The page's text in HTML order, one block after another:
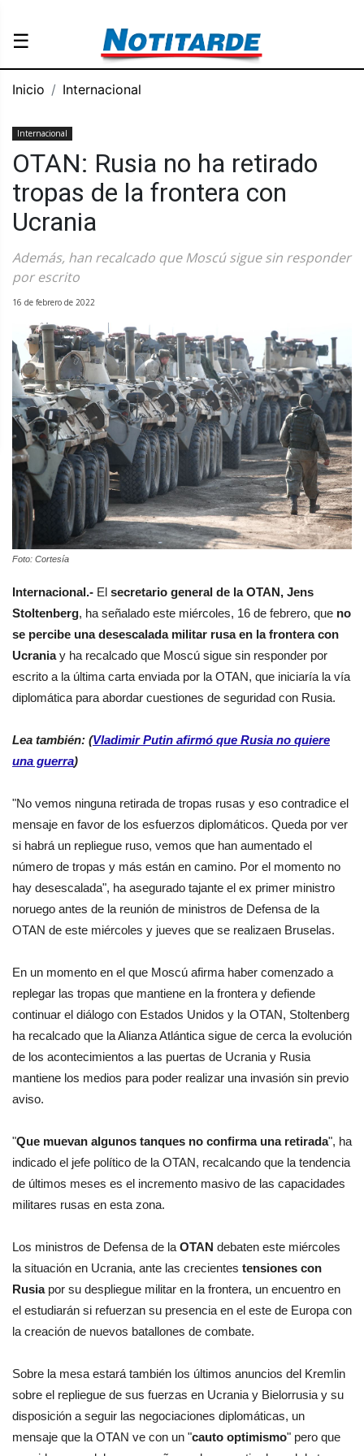
☰
Inicio Internacional
Internacional
OTAN: Rusia no ha retirado
tropas de la frontera con
Ucrania
Además, han recalcado que Moscú sigue sin responder
por escrito
16 de febrero de 2022
Foto: Cortesía
Internacional.- El secretario general de la OTAN, Jens
Stoltenberg, ha señalado este miércoles, 16 de febrero, que no
se percibe una desescalada militar rusa en la frontera con
Ucraniay ha recalcado que Moscú sigue sin responder por
escrito a la última carta enviada por la OTAN, que iniciaría la vía
diplomática para abordar cuestiones de seguridad con Rusia.
Lea también: (Vladimir Putin afirmó que Rusia no quiere
una guerra)
"No vemos ninguna retirada de tropas rusas y eso contradice el
mensaje en favor de los esfuerzos diplomáticos. Queda por ver
si habrá un repliegue ruso, vemos que han aumentado el
número de tropas y más están en camino. Por el momento no
hay desescalada", ha asegurado tajante el ex primer ministro
noruego antes de la reunión de ministros de Defensa de la
OTAN de este miércoles y jueves que se realizaen Bruselas.
En un momento en el que Moscú afirma haber comenzado a
replegar las tropas que mantiene en la frontera y defiende
continuar el diálogo con Estados Unidos y la OTAN, Stoltenberg
ha recalcado que la Alianza Atlántica sigue de cerca la evolución
de los acontecimientos a las puertas de Ucrania y Rusia
mantiene los medios para poder realizar una invasión sin previo
aviso.
"Que muevan algunos tanques no confirma una retirada", ha
indicado el jefe político de la OTAN, recalcando que la tendencia
de últimos meses es el incremento masivo de las capacidades
militares rusas en esta zona.
Los ministros de Defensa de la OTAN debaten este miércoles
la situación en Ucrania, ante las crecientes tensiones con
Rusiapor su despliegue militar en la frontera, un encuentro en
el estudiarán si refuerzan su presencia en el este de Europa con
la creación de nuevos batallones de combate.
Sobre la mesa estará también los últimos anuncios del Kremlin
sobre el repliegue de sus fuerzas en Ucrania y Bielorrusia y su
disposición a seguir las negociaciones diplomáticas, un
mensaje que la OTAN ve con un "cauto optimismo" pero que